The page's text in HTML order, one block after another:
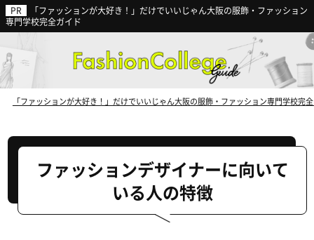
「ファッションが大好き！」だけでいいじゃん大阪の服飾・ファッション
専門学校完全ガイド
ファッション業界の動向から見る
「ファッションが大好き！」だけでいいじゃん大阪の服飾・ファッション専門学校完
ファッションデザイナーに向いて
いる人の特徴